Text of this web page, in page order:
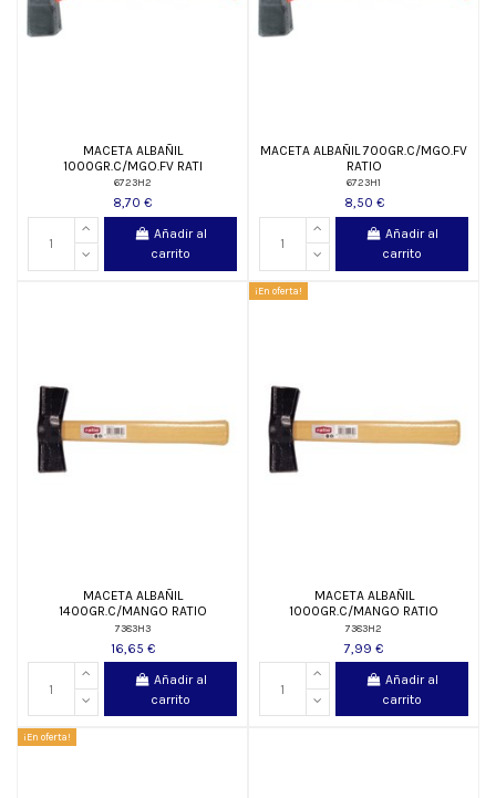
MACETA ALBAÑIL
1000GR.C/MGO.FV RATI
6723H2
8,70 €
Añadir al
carrito
MACETA ALBAÑIL 700GR.C/MGO.FV
RATIO
6723H1
8,50 €
Añadir al
carrito
MACETA ALBAÑIL
1400GR.C/MANGO RATIO
7383H3
16,65 €
Añadir al
carrito
¡En oferta!
MACETA ALBAÑIL
1000GR.C/MANGO RATIO
7383H2
7,99 €
Añadir al
carrito
¡En oferta!